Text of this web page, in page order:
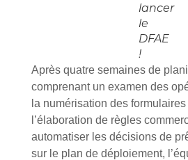
lancer
le
DFAE
!
Après quatre semaines de
comprenant un examen des
la numérisation des
l’élaboration de règles
automatiser les décisions de
sur le plan de déploiement,